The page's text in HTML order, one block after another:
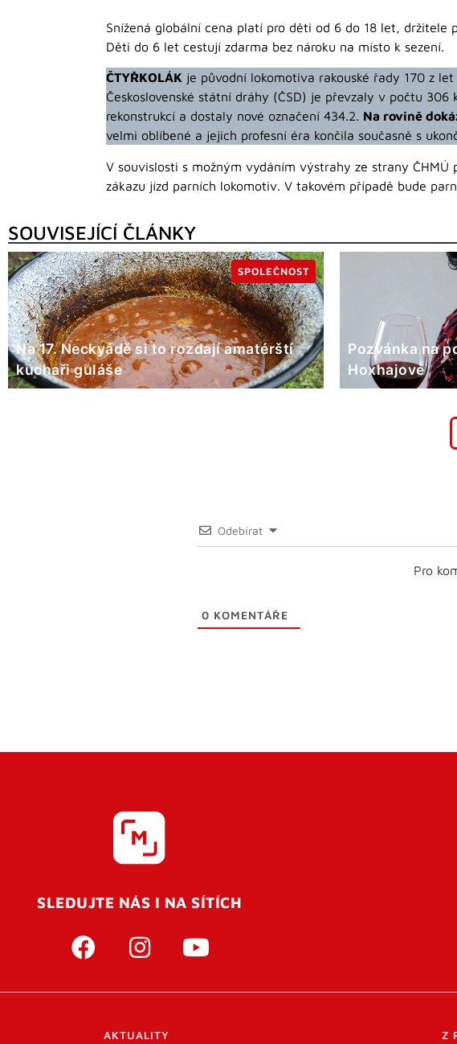
Snížená globální cena platí pro děti od 6 do 18 let, držitele
Děti do 6 let cestují zdarma bez nároku na místo k sezení.
ČTYŘKOLÁK je původní lokomotiva rakouské řady 170 z
Československé státní dráhy (ČSD) je převzaly v počtu
rekonstrukcí a dostaly nové označení 434.2. Na rovině
velmi oblíbené a jejich profesní éra končila současně s
V souvislosti s možným vydáním výstrahy ze strany
zákazu jízd parních lokomotiv. V takovém případě bude
SOUVISEJÍCÍ ČLÁNKY
Na 17. Neckyádě si to rozdají amatérští
kuchaři guláše
SPOLEČNOST
Pozvánka na
Hoxhajové
Odebírat
Pro
0 KOMENTÁŘE
SLEDUJTE NÁS I NA SÍTÍCH
AKTUALITY Z